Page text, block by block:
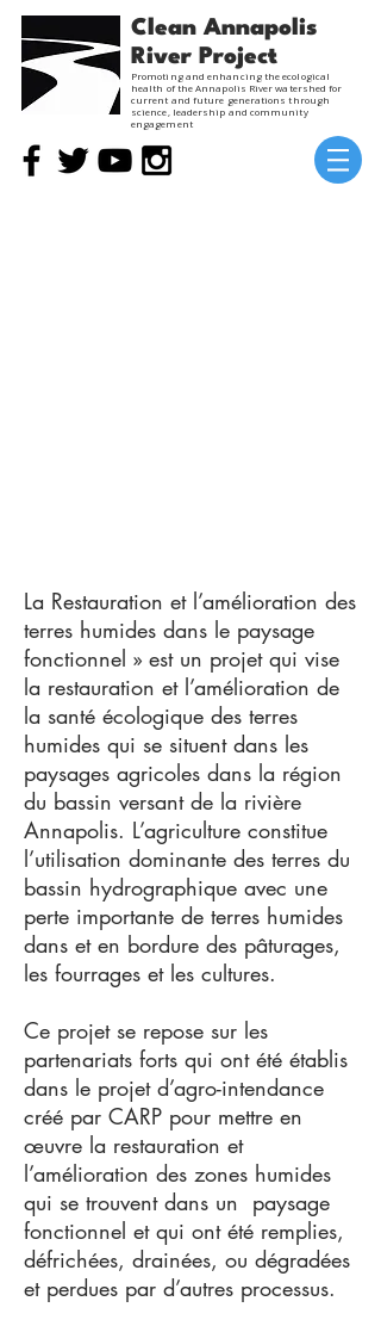
Clean Annapolis
River Project
Promoting and enhancing the ecological
health of the Annapolis River watershed for
current and future generations through
science, leadership and community
engagement
La Restauration et l’amélioration des
terres humides dans le paysage
fonctionnel » est un projet qui vise
la restauration et l’amélioration de
la santé écologique des terres
humides qui se situent dans les
paysages agricoles dans la région
du bassin versant de la rivière
Annapolis. L’agriculture constitue
l’utilisation dominante des terres du
bassin hydrographique avec une
perte importante de terres humides
dans et en bordure des pâturages,
les fourrages et les cultures.
Ce projet se repose sur les
partenariats forts qui ont été établis
dans le projet d’agro-intendance
créé par CARP pour mettre en
œuvre la restauration et
l’amélioration des zones humides
qui se trouvent dans un paysage
fonctionnel et qui ont été remplies,
défrichées, drainées, ou dégradées
et perdues par d’autres processus.